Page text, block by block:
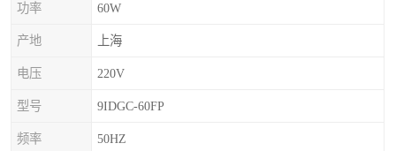
功率 60W
产地 上海
电压 220V
型号 9IDGC-60FP
频率 50HZ